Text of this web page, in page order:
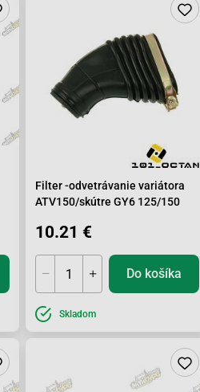
Filter -odvetrávanie variátora
ATV150/skútre GY6 125/150
10.21 €
Do košíka
Skladom